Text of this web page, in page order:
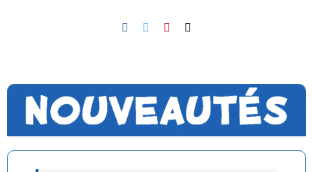
Facebook
TwitterPinterest